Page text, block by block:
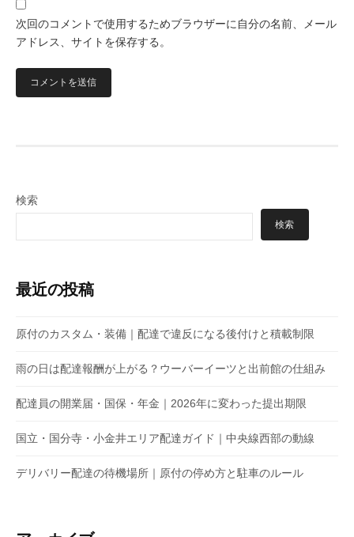
次回のコメントで使用するためブラウザーに自分の名前、メール
アドレス、サイトを保存する。
検索
検索
最近の投稿
原付のカスタム・装備｜配達で違反になる後付けと積載制限
雨の日は配達報酬が上がる？ウーバーイーツと出前館の仕組み
配達員の開業届・国保・年金｜2026年に変わった提出期限
国立・国分寺・小金井エリア配達ガイド｜中央線西部の動線
デリバリー配達の待機場所｜原付の停め方と駐車のルール